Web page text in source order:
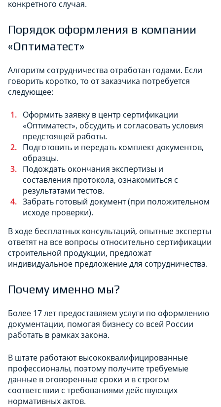
конкретного случая.
Порядок оформления в компании
«Оптиматест»
Алгоритм сотрудничества отработан годами. Если
говорить коротко, то от заказчика потребуется
следующее:
Оформить заявку в центр сертификации
«Оптиматест», обсудить и согласовать условия
предстоящей работы.
Подготовить и передать комплект документов,
образцы.
Подождать окончания экспертизы и
составления протокола, ознакомиться с
результатами тестов.
Забрать готовый документ (при положительном
исходе проверки).
В ходе бесплатных консультаций, опытные эксперты
ответят на все вопросы относительно сертификации
строительной продукции, предложат
индивидуальное предложение для сотрудничества.
Почему именно мы?
Более 17 лет предоставляем услуги по оформлению
документации, помогая бизнесу со всей России
работать в рамках закона.
В штате работают высококвалифицированные
профессионалы, поэтому получите требуемые
данные в оговоренные сроки и в строгом
соответствии с требованиями действующих
нормативных актов.